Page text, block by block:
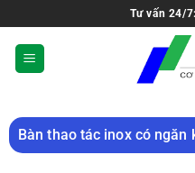
Tư vấn 24/
Bàn thao tác inox có ngăn